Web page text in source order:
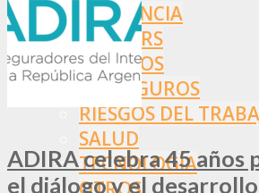
ASISTENCIA
BROKERS
SEGUROS
REASEGUROS
RIESGOS DEL
SALUD
TECNOLOGÍA
ADIRA celebra 45 años
el diálogo y el